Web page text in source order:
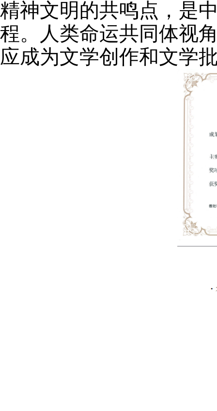
精神文明的共鸣点，是
程。人类命运共同体视
应成为文学创作和文学